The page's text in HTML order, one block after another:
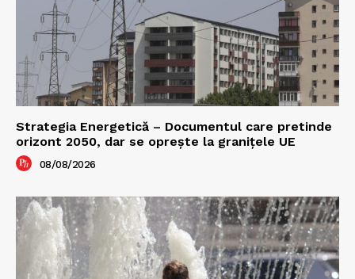
Strategia Energetică – Documentul care pretinde
orizont 2050, dar se oprește la granițele UE
08/08/2026